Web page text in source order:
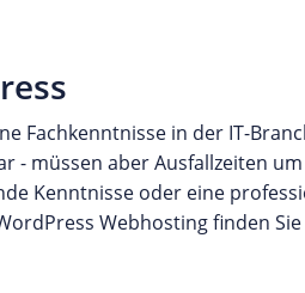
Fachkenntnisse in der IT-
müssen aber Ausfallzeiten
Kenntnisse oder eine
Webhosting finden